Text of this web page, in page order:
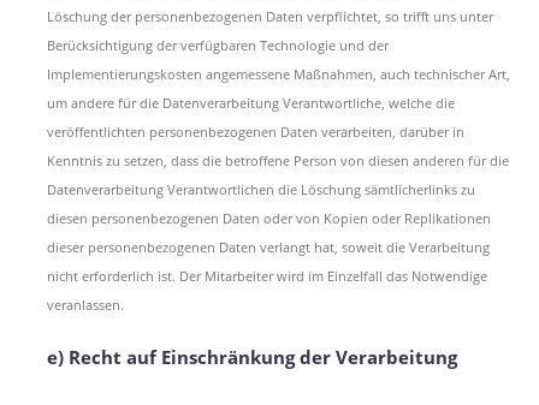
Löschung der personenbezogenen Daten verpflichtet, so trifft uns unter
Berücksichtigung der verfügbaren Technologie und der
Implementierungskosten angemessene Maßnahmen, auch technischer Art,
um andere für die Datenverarbeitung Verantwortliche, welche die
veröffentlichten personenbezogenen Daten verarbeiten, darüber in
Kenntnis zu setzen, dass die betroffene Person von diesen anderen für die
Datenverarbeitung Verantwortlichen die Löschung sämtlicherlinks zu
diesen personenbezogenen Daten oder von Kopien oder Replikationen
dieser personenbezogenen Daten verlangt hat, soweit die Verarbeitung
nicht erforderlich ist. Der Mitarbeiter wird im Einzelfall das Notwendige
veranlassen.
e) Recht auf Einschränkung der Verarbeitung